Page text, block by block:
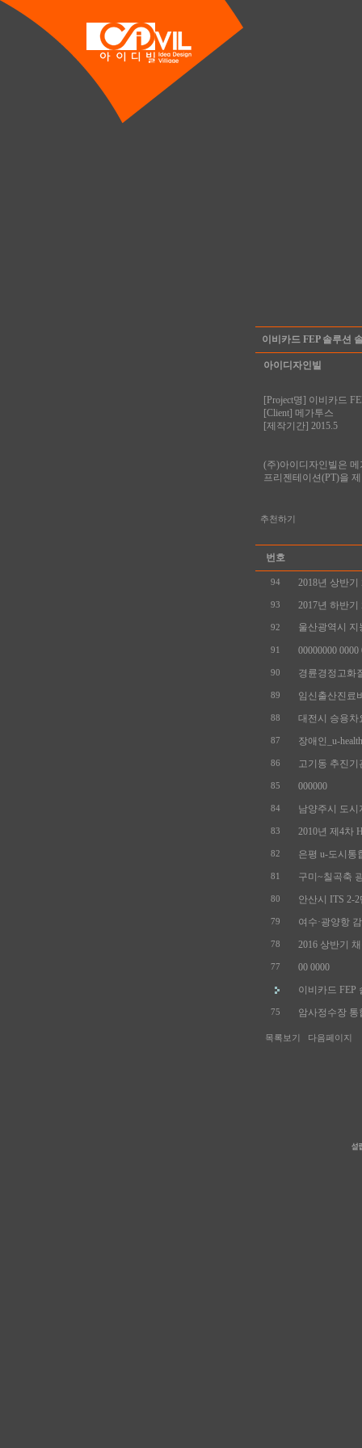
이비카드 FEP 솔루션
아이디자인빌
[Project명] 이비카드
[Client] 메가투스
[제작기간] 2015.5
(주)아이디자인빌은
프리젠테이션(PT)을
추천하기
번호
94 2018년 상반기
93 2017년 하반기
92 울산광역시 지
91 00000000 0000
90 경륜경정고화
89 임신출산진료
88 대전시 승용차
87 장애인_u-
86 고기동 추진기
85 000000
84 남양주시 도시
83 2010년 제4차
82 은평 u-도시통
81 구미~칠곡축
80 안산시 ITS 2-
79 여수·광양항
78 2016 상반기
77
00 0000
이비카드 FEP
75 암사정수장 통
목록보기 다음페이지